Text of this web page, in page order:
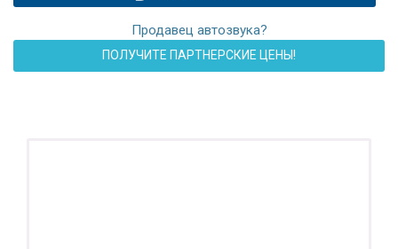
Продавец автозвука?
ПОЛУЧИТЕ ПАРТНЕРСКИЕ ЦЕНЫ!